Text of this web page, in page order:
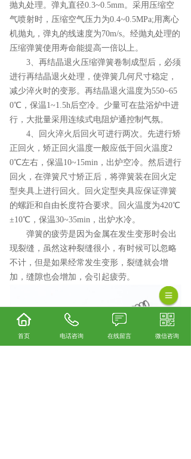
抛丸处理。弹丸直径0.3~0.5mm。采用压缩空
气喷射时，压缩空气压力为0.4~0.5MPa;用离心
机抛丸，弹丸的线速度为70m/s。经抛丸处理的
压缩弹簧使用寿命能提高一倍以上。
3、再结晶退火压缩弹簧卷制成型后，必须
进行再结晶退火处理，使弹簧几何尺寸稳定，
减少淬火时的变形。再结晶退火温度为550~65
0℃，保温1~1.5h后空冷。少量可在盐浴炉中进
行，大批量采用连续式电阻炉通控制气氛。
4、回火淬火后回火可进行两次。先进行矫
正回火，矫正回火温度一般应低于回火温度2
0℃左右，保温10~15min，出炉空冷。然后进行
回火，在弹簧尺寸矫正后，将弹簧装在回火定
型夹具上进行回火。回火定型夹具应保证弹簧
的螺距和自由长度符合要求。回火温度为420℃
±10℃，保温30~35min，出炉水冷。
弹簧的疲劳是因为金属在发生变形时会出
现裂缝，虽然这种裂缝很小，有时候可以忽略
不计，但是如果经常发生变形，裂缝就会增
加，缝隙也会增加，会引起疲劳。
首页 电话咨询 在线留言 微信咨询